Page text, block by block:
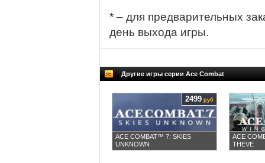
* – для предварительных
день выхода игры.
Другие игры серии Ace Combat
ACE COMBAT™ 7: SKIES
UNKNOWN
2499 руб
ACE
THEVE